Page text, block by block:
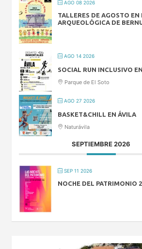
AGO 08 2026
TALLERES DE AGOSTO EN
ARQUEOLÓGICA DE
AGO 14 2026
SOCIAL RUN INCLUSIVO
Parque de El Soto
AGO 27 2026
BASKET&CHILL EN ÁVILA
Naturávila
SEPTIEMBRE 2026
SEP 11 2026
NOCHE DEL PATRIMONIO